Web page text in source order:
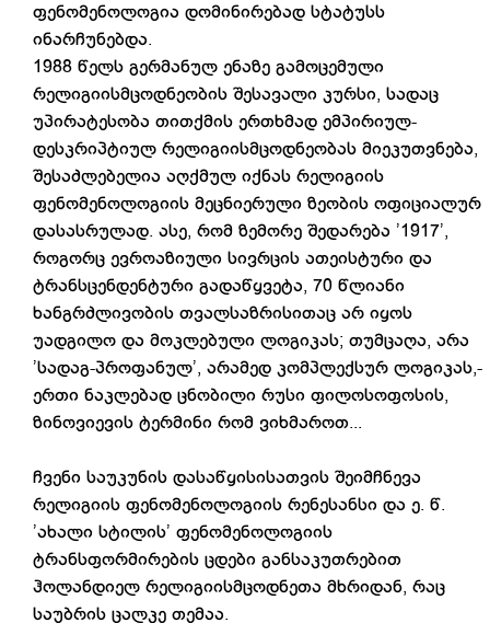
ფენომენოლოგია დომინირებად სტატუსს
ინარჩუნებდა.
1988 წელს გერმანულ ენაზე გამოცემული
რელიგიისმცოდნეობის შესავალი კურსი, სადაც
უპირატესობა თითქმის ერთხმად ემპირიულ-
დესკრიპტიულ რელიგიისმცოდნეობას მიეკუთვნება,
შესაძლებელია აღქმულ იქნას რელიგიის
ფენომენოლოგიის მეცნიერული ზეობის ოფიციალურ
დასასრულად. ასე, რომ ზემორე შედარება ’1917’,
როგორც ევროაზიული სივრცის ათეისტური და
ტრანსცენდენტური გადაწყვეტა, 70 წლიანი
ხანგრძლივობის თვალსაზრისითაც არ იყოს
უადგილო და მოკლებული ლოგიკას; თუმცაღა, არა
’სადაგ-პროფანულ’, არამედ კომპლექსურ ლოგიკას,-
ერთი ნაკლებად ცნობილი რუსი ფილოსოფოსის,
ზინოვიევის ტერმინი რომ ვიხმაროთ...
ჩვენი საუკუნის დასაწყისისათვის შეიმჩნევა
რელიგიის ფენომენოლოგიის რენესანსი და ე. წ.
’ახალი სტილის’ ფენომენოლოგიის
ტრანსფორმირების ცდები განსაკუთრებით
ჰოლანდიელ რელიგიისმცოდნეთა მხრიდან, რაც
საუბრის ცალკე თემაა.